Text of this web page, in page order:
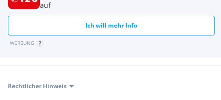
auf
Ich will mehr Info
WERBUNG
Rechtlicher Hinweis